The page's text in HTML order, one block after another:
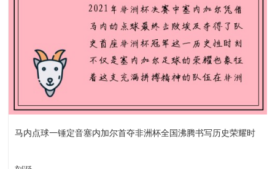
马内点球一锤定音塞内加尔首夺非洲杯全国沸腾书写历史荣耀时